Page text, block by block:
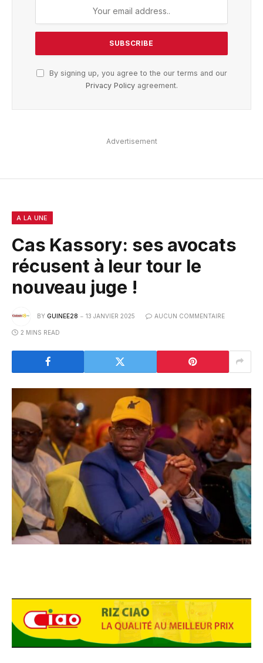
By signing up, you agree to the our terms and our
Privacy Policyagreement.
Advertisement
A LA UNE
Cas Kassory: ses avocats
récusent à leur tour le
nouveau juge !
BY GUINEE28 13 JANVIER 2025 AUCUN COMMENTAIRE
2 MINS READ